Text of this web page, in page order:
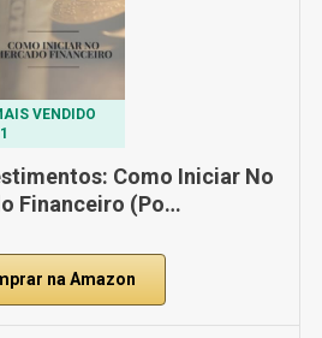
VENDIDO
Como Iniciar No
Financeiro (Po…
na Amazon